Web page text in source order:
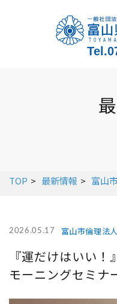
Tel.
TOP 最新情報 富山
2026.05.17 富山市倫理法
『運だけはいい
モーニングセミナ